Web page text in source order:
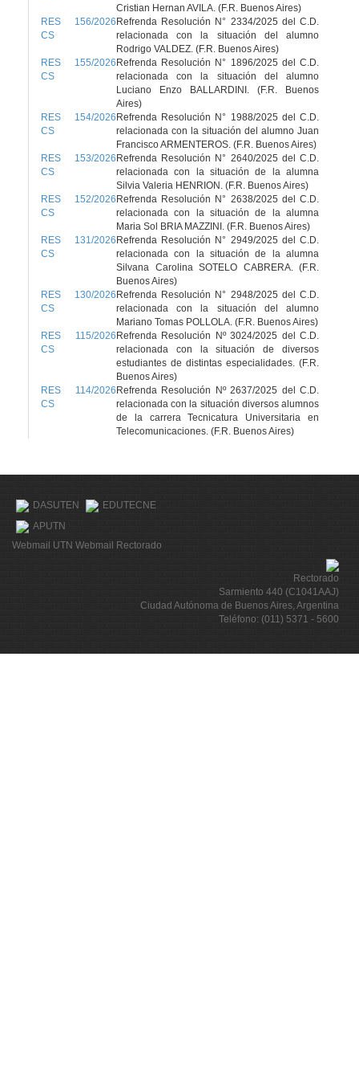
Cristian Hernan AVILA. (F.R. Buenos Aires)
RES 156/2026
CS
Refrenda Resolución N° 2334/2025 del C.D.
relacionada con la situación del alumno
Rodrigo VALDEZ. (F.R. Buenos Aires)
RES 155/2026
CS
Refrenda Resolución N° 1896/2025 del C.D.
relacionada con la situación del alumno
Luciano Enzo BALLARDINI. (F.R. Buenos
Aires)
RES 154/2026
CS
Refrenda Resolución N° 1988/2025 del C.D.
relacionada con la situación del alumno Juan
Francisco ARMENTEROS. (F.R. Buenos Aires)
RES 153/2026
CS
Refrenda Resolución N° 2640/2025 del C.D.
relacionada con la situación de la alumna
Silvia Valeria HENRION. (F.R. Buenos Aires)
RES 152/2026
CS
Refrenda Resolución N° 2638/2025 del C.D.
relacionada con la situación de la alumna
Maria Sol BRIA MAZZINI. (F.R. Buenos Aires)
RES 131/2026
CS
Refrenda Resolución N° 2949/2025 del C.D.
relacionada con la situación de la alumna
Silvana Carolina SOTELO CABRERA. (F.R.
Buenos Aires)
RES 130/2026
CS
Refrenda Resolución N° 2948/2025 del C.D.
relacionada con la situación del alumno
Mariano Tomas POLLOLA. (F.R. Buenos Aires)
RES 115/2026
CS
Refrenda Resolución Nº 3024/2025 del C.D.
relacionada con la situación de diversos
estudiantes de distintas especialidades. (F.R.
Buenos Aires)
RES 114/2026
CS
Refrenda Resolución Nº 2637/2025 del C.D.
relacionada con la situación diversos alumnos
de la carrera Tecnicatura Universitaria en
Telecomunicaciones. (F.R. Buenos Aires)
DASUTEN
EDUTECNE
APUTN
Webmail UTN Webmail Rectorado
Rectorado
Sarmiento 440 (C1041AAJ)
Ciudad Autónoma de Buenos Aires, Argentina
Teléfono: (011) 5371 - 5600